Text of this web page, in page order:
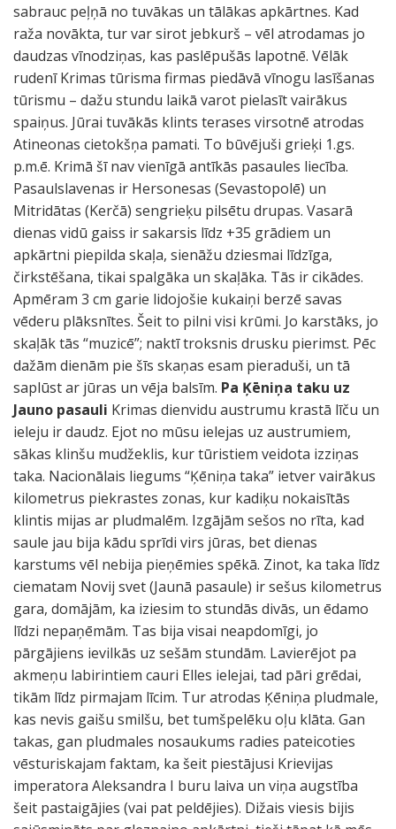
sabrauc peļņā no tuvākas un tālākas apkārtnes. Kad
raža novākta, tur var sirot jebkurš – vēl atrodamas jo
daudzas vīnodziņas, kas paslēpušās lapotnē. Vēlāk
rudenī Krimas tūrisma firmas piedāvā vīnogu lasīšanas
tūrismu – dažu stundu laikā varot pielasīt vairākus
spaiņus. Jūrai tuvākās klints terases virsotnē atrodas
Atineonas cietokšņa pamati. To būvējuši grieķi 1.gs.
p.m.ē. Krimā šī nav vienīgā antīkās pasaules liecība.
Pasaulslavenas ir Hersonesas (Sevastopolē) un
Mitridātas (Kerčā) sengrieķu pilsētu drupas. Vasarā
dienas vidū gaiss ir sakarsis līdz +35 grādiem un
apkārtni piepilda skaļa, sienāžu dziesmai līdzīga,
čirkstēšana, tikai spalgāka un skaļāka. Tās ir cikādes.
Apmēram 3 cm garie lidojošie kukaiņi berzē savas
vēderu plāksnītes. Šeit to pilni visi krūmi. Jo karstāks, jo
skaļāk tās “muzicē”; naktī troksnis drusku pierimst. Pēc
dažām dienām pie šīs skaņas esam pieraduši, un tā
saplūst ar jūras un vēja balsīm. Pa Ķēniņa taku uz
Jauno pasauli Krimas dienvidu austrumu krastā līču un
ieleju ir daudz. Ejot no mūsu ielejas uz austrumiem,
sākas klinšu mudžeklis, kur tūristiem veidota izziņas
taka. Nacionālais liegums “Ķēniņa taka” ietver vairākus
kilometrus piekrastes zonas, kur kadiķu nokaisītās
klintis mijas ar pludmalēm. Izgājām sešos no rīta, kad
saule jau bija kādu sprīdi virs jūras, bet dienas
karstums vēl nebija pieņēmies spēkā. Zinot, ka taka līdz
ciematam Novij svet (Jaunā pasaule) ir sešus kilometrus
gara, domājām, ka iziesim to stundās divās, un ēdamo
līdzi nepaņēmām. Tas bija visai neapdomīgi, jo
pārgājiens ievilkās uz sešām stundām. Lavierējot pa
akmeņu labirintiem cauri Elles ielejai, tad pāri grēdai,
tikām līdz pirmajam līcim. Tur atrodas Ķēniņa pludmale,
kas nevis gaišu smilšu, bet tumšpelēku oļu klāta. Gan
takas, gan pludmales nosaukums radies pateicoties
vēsturiskajam faktam, ka šeit piestājusi Krievijas
imperatora Aleksandra I buru laiva un viņa augstība
šeit pastaigājies (vai pat peldējies). Dižais viesis bijis